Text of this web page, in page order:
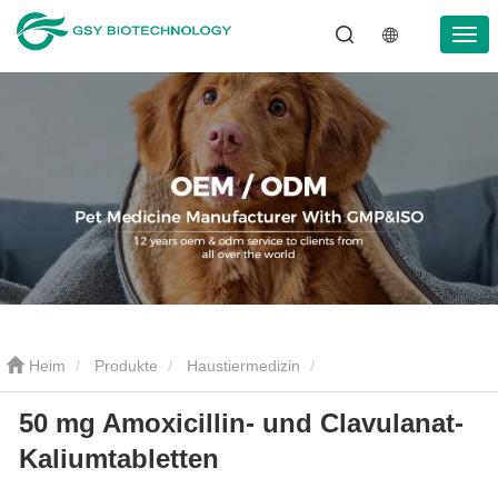
Heim Produkte Haustiermedizin
Entzündungshemmendes Mittel für Haustiere 50 mg Amoxicillin-
und Clavulanat-Kaliumtabletten
50 mg Amoxicillin- und Clavulanat-
Kaliumtabletten